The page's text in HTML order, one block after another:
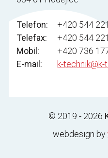
Telefon:
+420 544
Telefax:
+420 544
Mobil:
+420 736
E-mail:
k-
© 2019 - 2026
webdesign by